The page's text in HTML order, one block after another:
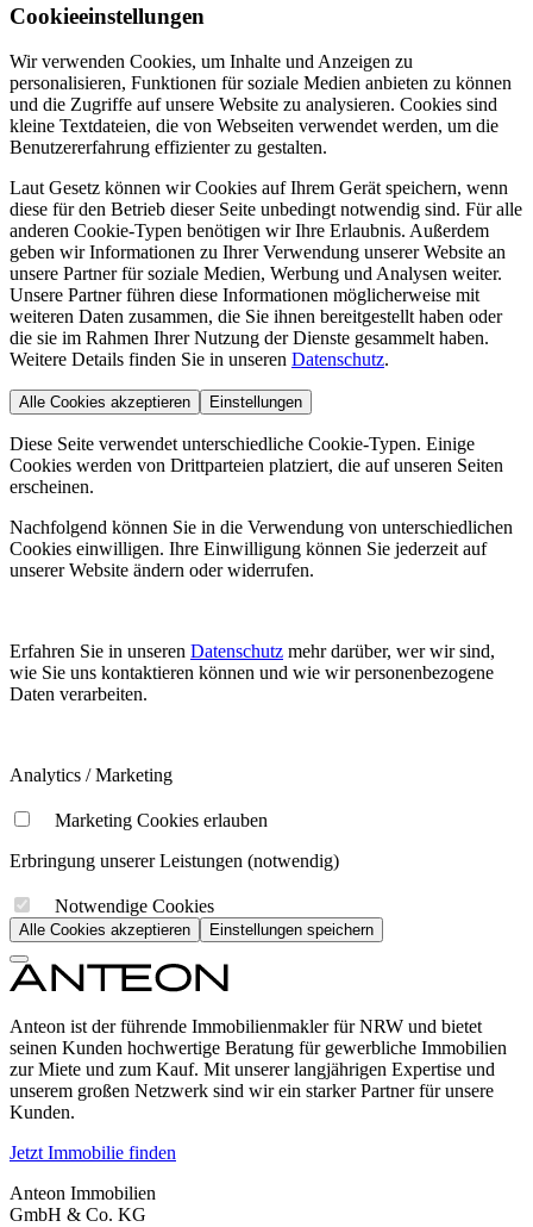
Cookieeinstellungen
Wir verwenden Cookies, um Inhalte und Anzeigen zu
personalisieren, Funktionen für soziale Medien anbieten zu können
und die Zugriffe auf unsere Website zu analysieren. Cookies sind
kleine Textdateien, die von Webseiten verwendet werden, um die
Benutzererfahrung effizienter zu gestalten.
Laut Gesetz können wir Cookies auf Ihrem Gerät speichern, wenn
diese für den Betrieb dieser Seite unbedingt notwendig sind. Für alle
anderen Cookie-Typen benötigen wir Ihre Erlaubnis. Außerdem
geben wir Informationen zu Ihrer Verwendung unserer Website an
unsere Partner für soziale Medien, Werbung und Analysen weiter.
Unsere Partner führen diese Informationen möglicherweise mit
weiteren Daten zusammen, die Sie ihnen bereitgestellt haben oder
die sie im Rahmen Ihrer Nutzung der Dienste gesammelt haben.
Weitere Details finden Sie in unseren Datenschutz.
Alle Cookies akzeptieren Einstellungen
Diese Seite verwendet unterschiedliche Cookie-Typen. Einige
Cookies werden von Drittparteien platziert, die auf unseren Seiten
erscheinen.
Nachfolgend können Sie in die Verwendung von unterschiedlichen
Cookies einwilligen. Ihre Einwilligung können Sie jederzeit auf
unserer Website ändern oder widerrufen.
Erfahren Sie in unseren Datenschutz mehr darüber, wer wir sind,
wie Sie uns kontaktieren können und wie wir personenbezogene
Daten verarbeiten.
Analytics / Marketing
Marketing Cookies erlauben
Erbringung unserer Leistungen (notwendig)
Notwendige Cookies
Alle Cookies akzeptieren Einstellungen speichern
Anteon ist der führende Immobilienmakler für NRW und bietet
seinen Kunden hochwertige Beratung für gewerbliche Immobilien
zur Miete und zum Kauf. Mit unserer langjährigen Expertise und
unserem großen Netzwerk sind wir ein starker Partner für unsere
Kunden.
Jetzt Immobilie finden
Anteon Immobilien
GmbH & Co. KG